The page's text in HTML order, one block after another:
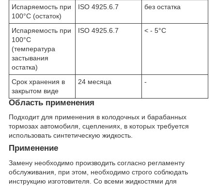
Испаряемость при
100°C (остаток)
ISO 4925.6.7 без остатка
Испаряемость при
100°C
(температура
застывания
остатка)
ISO 4925.6.7 < - 5°С
Срок хранения в
закрытом виде
24 месяца -
Область применения
Подходит для применения в колодочных и барабанных
тормозах автомобиля, сцеплениях, в которых требуется
использовать синтетическую жидкость.
Применение
Замену необходимо производить согласно регламенту
обслуживания, при этом, необходимо строго соблюдать
инструкцию изготовителя. Со всеми жидкостями для